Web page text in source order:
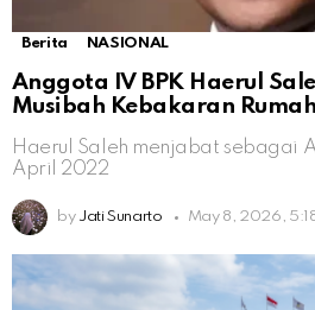
Berita NASIONAL
Anggota IV BPK Haerul
Musibah Kebakaran Rumah
Haerul Saleh menjabat sebagai
April 2022
by Jati Sunarto May 8, 2026,